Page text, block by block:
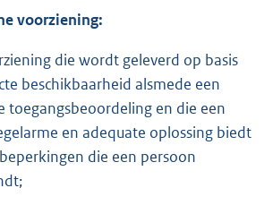
voorziening:
die wordt geleverd op basis
beschikbaarheid alsmede een
toegangsbeoordeling en die een
en adequate oplossing biedt
die een persoon